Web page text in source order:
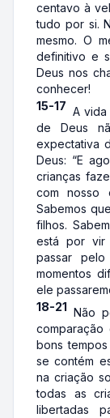
centavo à
tudo por si.
mesmo. O
definitivo e
Deus nos
conhecer!
15-17 A
de Deus
expectativa
Deus: “E
crianças
com nosso
Sabemos
filhos.
está por vir
passar
momentos
ele
18-21 Não
bons
se contém
na criação
todas as
libertadas